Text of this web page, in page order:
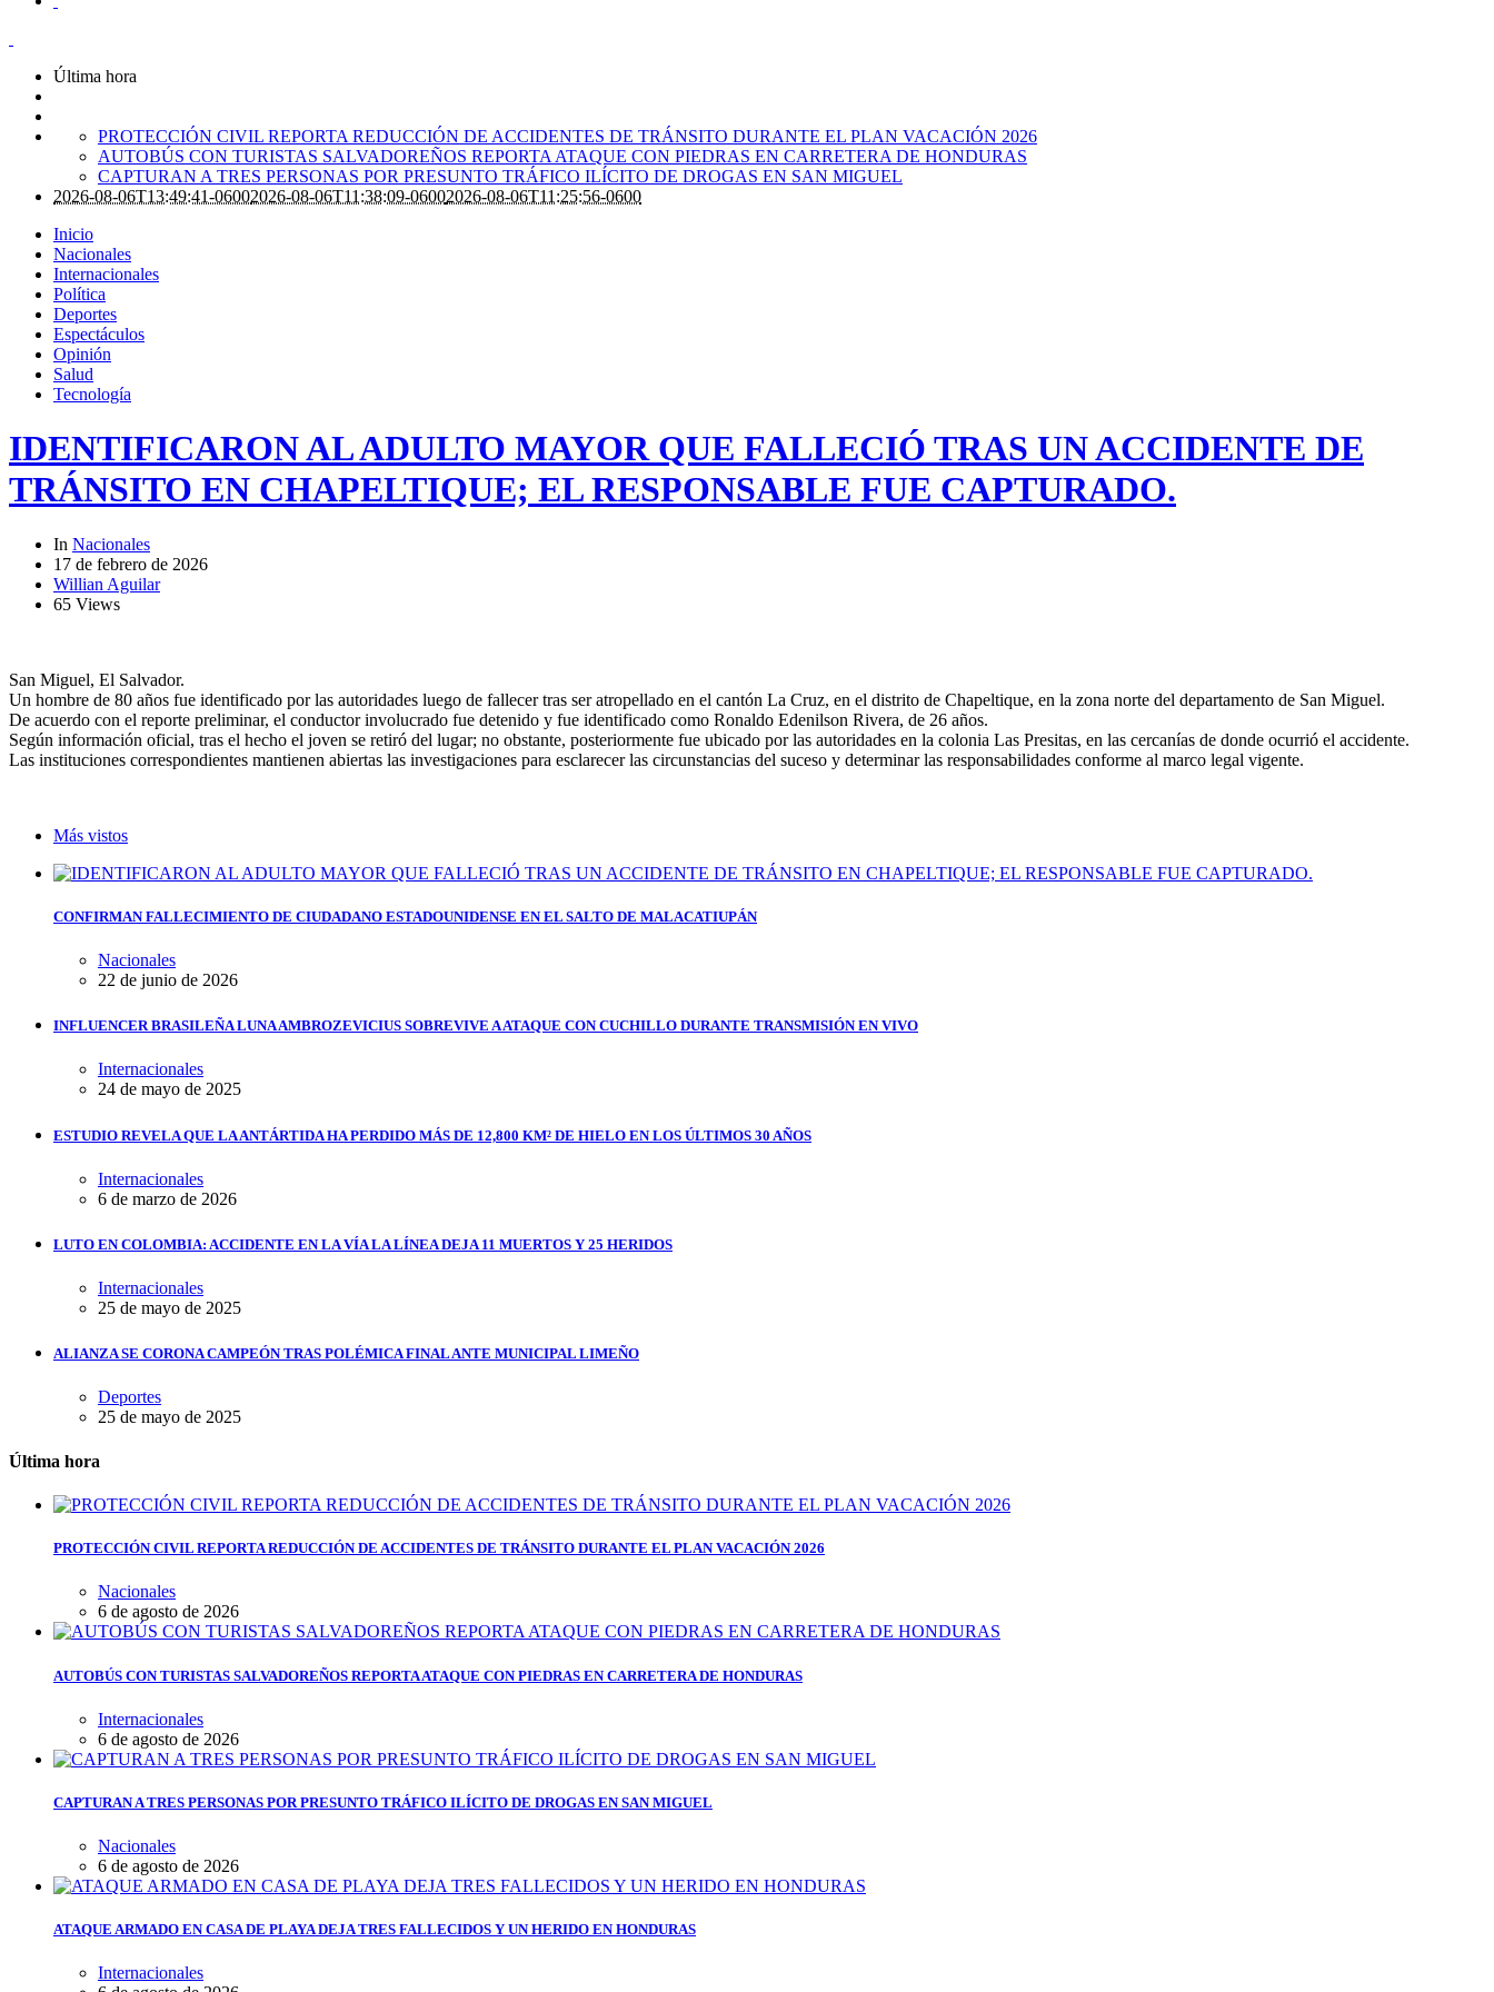
Última hora
PROTECCIÓN CIVIL REPORTA REDUCCIÓN DE ACCIDENTES DE TRÁNSITO DURANTE EL PLAN VACACIÓN 2026
AUTOBÚS CON TURISTAS SALVADOREÑOS REPORTA ATAQUE CON PIEDRAS EN CARRETERA DE HONDURAS
CAPTURAN A TRES PERSONAS POR PRESUNTO TRÁFICO ILÍCITO DE DROGAS EN SAN MIGUEL
2026-08-06T13:49:41-06002026-08-06T11:38:09-06002026-08-06T11:25:56-0600
Inicio
Nacionales
Internacionales
Política
Deportes
Espectáculos
Opinión
Salud
Tecnología
IDENTIFICARON AL ADULTO MAYOR QUE FALLECIÓ TRAS UN ACCIDENTE DE
TRÁNSITO EN CHAPELTIQUE; EL RESPONSABLE FUE CAPTURADO.
In Nacionales
17 de febrero de 2026
Willian Aguilar
65 Views
San Miguel, El Salvador.
Un hombre de 80 años fue identificado por las autoridades luego de fallecer tras ser atropellado en el cantón La Cruz, en el distrito de Chapeltique, en la zona norte del departamento de San Miguel.
De acuerdo con el reporte preliminar, el conductor involucrado fue detenido y fue identificado como Ronaldo Edenilson Rivera, de 26 años.
Según información oficial, tras el hecho el joven se retiró del lugar; no obstante, posteriormente fue ubicado por las autoridades en la colonia Las Presitas, en las cercanías de donde ocurrió el accidente.
Las instituciones correspondientes mantienen abiertas las investigaciones para esclarecer las circunstancias del suceso y determinar las responsabilidades conforme al marco legal vigente.
Más vistos
CONFIRMAN FALLECIMIENTO DE CIUDADANO ESTADOUNIDENSE EN EL SALTO DE MALACATIUPÁN
Nacionales
22 de junio de 2026
INFLUENCER BRASILEÑA LUNA AMBROZEVICIUS SOBREVIVE A ATAQUE CON CUCHILLO DURANTE TRANSMISIÓN EN VIVO
Internacionales
24 de mayo de 2025
ESTUDIO REVELA QUE LA ANTÁRTIDA HA PERDIDO MÁS DE 12,800 KM² DE HIELO EN LOS ÚLTIMOS 30 AÑOS
Internacionales
6 de marzo de 2026
LUTO EN COLOMBIA: ACCIDENTE EN LA VÍA LA LÍNEA DEJA 11 MUERTOS Y 25 HERIDOS
Internacionales
25 de mayo de 2025
ALIANZA SE CORONA CAMPEÓN TRAS POLÉMICA FINAL ANTE MUNICIPAL LIMEÑO
Deportes
25 de mayo de 2025
Última hora
PROTECCIÓN CIVIL REPORTA REDUCCIÓN DE ACCIDENTES DE TRÁNSITO DURANTE EL PLAN VACACIÓN 2026
Nacionales
6 de agosto de 2026
AUTOBÚS CON TURISTAS SALVADOREÑOS REPORTA ATAQUE CON PIEDRAS EN CARRETERA DE HONDURAS
Internacionales
6 de agosto de 2026
CAPTURAN A TRES PERSONAS POR PRESUNTO TRÁFICO ILÍCITO DE DROGAS EN SAN MIGUEL
Nacionales
6 de agosto de 2026
ATAQUE ARMADO EN CASA DE PLAYA DEJA TRES FALLECIDOS Y UN HERIDO EN HONDURAS
Internacionales